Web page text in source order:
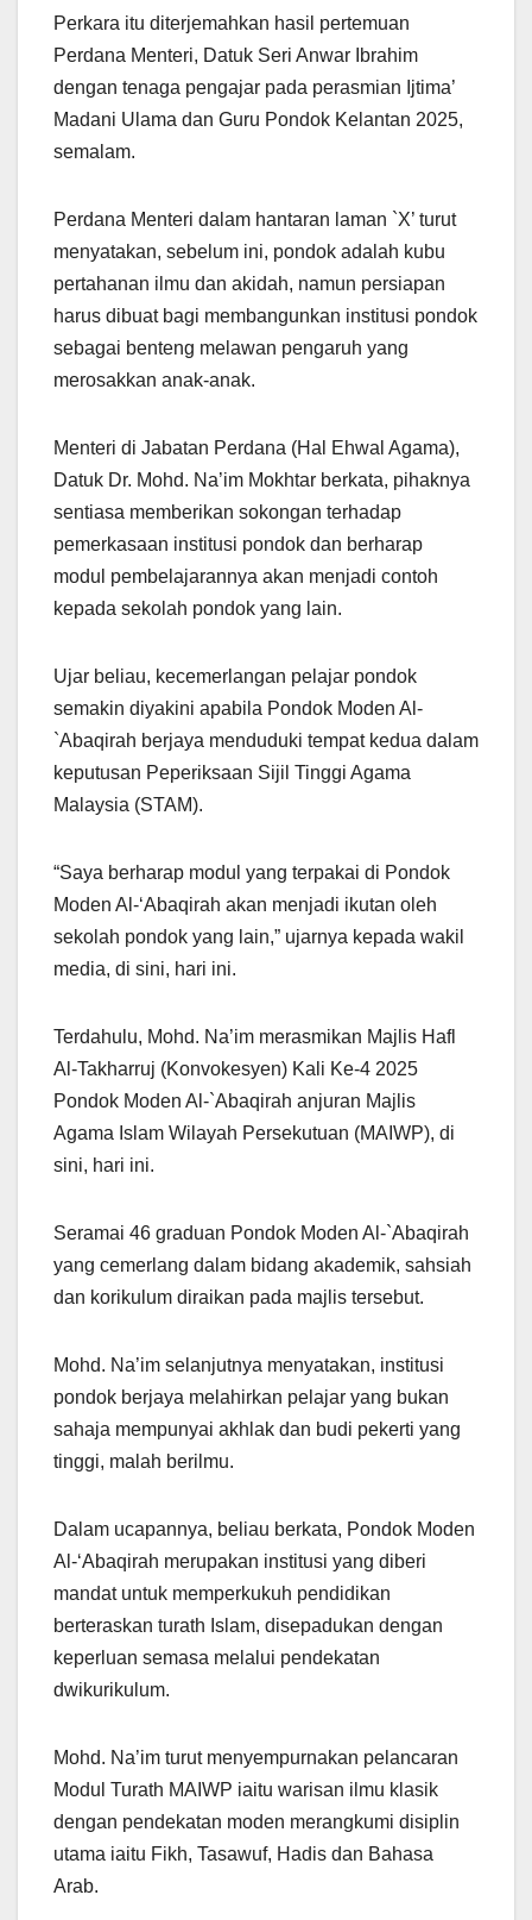
k
Perkara itu diterjemahkan hasil pertemuan
Perdana Menteri, Datuk Seri Anwar Ibrahim
dengan tenaga pengajar pada perasmian Ijtima’
Madani Ulama dan Guru Pondok Kelantan 2025,
semalam.
Perdana Menteri dalam hantaran laman `X’ turut
menyatakan, sebelum ini, pondok adalah kubu
pertahanan ilmu dan akidah, namun persiapan
harus dibuat bagi membangunkan institusi pondok
sebagai benteng melawan pengaruh yang
merosakkan anak-anak.
Menteri di Jabatan Perdana (Hal Ehwal Agama),
Datuk Dr. Mohd. Na’im Mokhtar berkata, pihaknya
sentiasa memberikan sokongan terhadap
pemerkasaan institusi pondok dan berharap
modul pembelajarannya akan menjadi contoh
kepada sekolah pondok yang lain.
Ujar beliau, kecemerlangan pelajar pondok
semakin diyakini apabila Pondok Moden Al-
`Abaqirah berjaya menduduki tempat kedua dalam
keputusan Peperiksaan Sijil Tinggi Agama
Malaysia (STAM).
“Saya berharap modul yang terpakai di Pondok
Moden Al-‘Abaqirah akan menjadi ikutan oleh
sekolah pondok yang lain,” ujarnya kepada wakil
media, di sini, hari ini.
Terdahulu, Mohd. Na’im merasmikan Majlis Hafl
Al-Takharruj (Konvokesyen) Kali Ke-4 2025
Pondok Moden Al-`Abaqirah anjuran Majlis
Agama Islam Wilayah Persekutuan (MAIWP), di
sini, hari ini.
Seramai 46 graduan Pondok Moden Al-`Abaqirah
yang cemerlang dalam bidang akademik, sahsiah
dan korikulum diraikan pada majlis tersebut.
Mohd. Na’im selanjutnya menyatakan, institusi
pondok berjaya melahirkan pelajar yang bukan
sahaja mempunyai akhlak dan budi pekerti yang
tinggi, malah berilmu.
Dalam ucapannya, beliau berkata, Pondok Moden
Al-‘Abaqirah merupakan institusi yang diberi
mandat untuk memperkukuh pendidikan
berteraskan turath Islam, disepadukan dengan
keperluan semasa melalui pendekatan
dwikurikulum.
Mohd. Na’im turut menyempurnakan pelancaran
Modul Turath MAIWP iaitu warisan ilmu klasik
dengan pendekatan moden merangkumi disiplin
utama iaitu Fikh, Tasawuf, Hadis dan Bahasa
Arab.